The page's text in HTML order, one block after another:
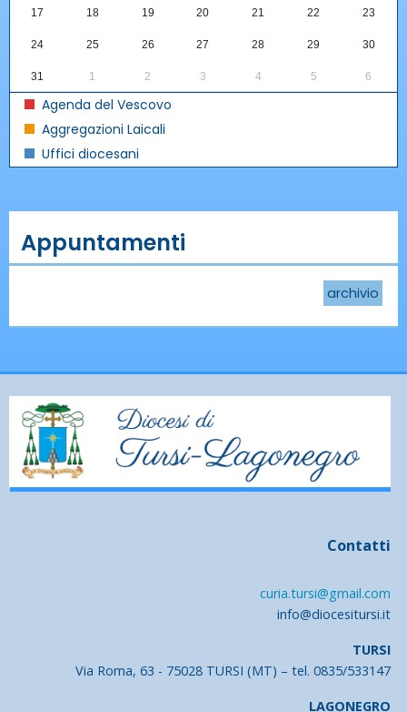
17 18 19 20 21 22 23
24 25 26 27 28 29 30
31 1 2 3 4 5 6
Agenda del Vescovo
Aggregazioni Laicali
Uffici diocesani
Appuntamenti
archivio
Contatti
curia.tursi@gmail.com
info@diocesitursi.it
TURSI
Via Roma, 63 - 75028 TURSI (MT) – tel. 0835/533147
LAGONEGRO